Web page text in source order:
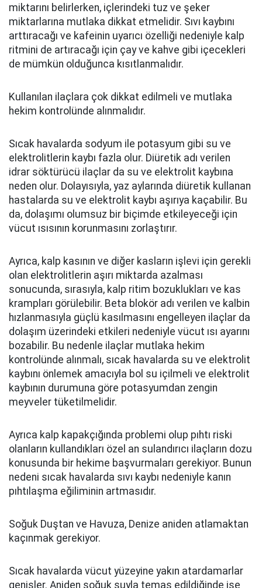
miktarını belirlerken, içlerindeki tuz ve şeker
miktarlarına mutlaka dikkat etmelidir. Sıvı kaybını
arttıracağı ve kafeinin uyarıcı özelliği nedeniyle kalp
ritmini de artıracağı için çay ve kahve gibi içecekleri
de mümkün olduğunca kısıtlanmalıdır.
Kullanılan ilaçlara çok dikkat edilmeli ve mutlaka
hekim kontrolünde alınmalıdır.
Sıcak havalarda sodyum ile potasyum gibi su ve
elektrolitlerin kaybı fazla olur. Diüretik adı verilen
idrar söktürücü ilaçlar da su ve elektrolit kaybına
neden olur. Dolayısıyla, yaz aylarında diüretik kullanan
hastalarda su ve elektrolit kaybı aşırıya kaçabilir. Bu
da, dolaşımı olumsuz bir biçimde etkileyeceği için
vücut ısısının korunmasını zorlaştırır.
Ayrıca, kalp kasının ve diğer kasların işlevi için gerekli
olan elektrolitlerin aşırı miktarda azalması
sonucunda, sırasıyla, kalp ritim bozuklukları ve kas
krampları görülebilir. Beta blokör adı verilen ve kalbin
hızlanmasıyla güçlü kasılmasını engelleyen ilaçlar da
dolaşım üzerindeki etkileri nedeniyle vücut ısı ayarını
bozabilir. Bu nedenle ilaçlar mutlaka hekim
kontrolünde alınmalı, sıcak havalarda su ve elektrolit
kaybını önlemek amacıyla bol su içilmeli ve elektrolit
kaybının durumuna göre potasyumdan zengin
meyveler tüketilmelidir.
Ayrıca kalp kapakçığında problemi olup pıhtı riski
olanların kullandıkları özel an sulandırıcı ilaçların dozu
konusunda bir hekime başvurmaları gerekiyor. Bunun
nedeni sıcak havalarda sıvı kaybı nedeniyle kanın
pıhtılaşma eğiliminin artmasıdır.
Soğuk Duştan ve Havuza, Denize aniden atlamaktan
kaçınmak gerekiyor.
Sıcak havalarda vücut yüzeyine yakın atardamarlar
genişler. Aniden soğuk suyla temas edildiğinde ise